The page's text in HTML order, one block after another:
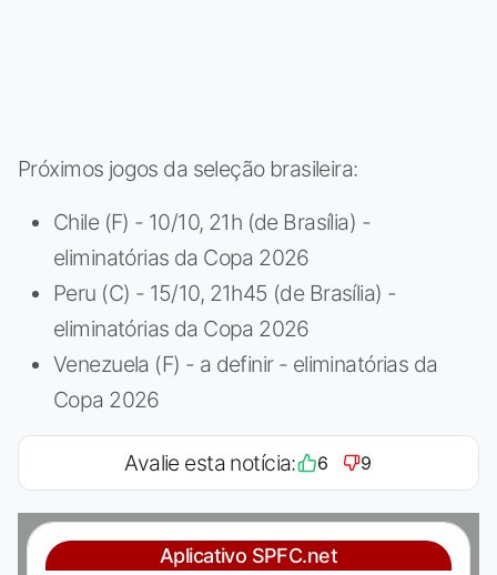
Próximos jogos da seleção brasileira:
Chile (F) - 10/10, 21h (de Brasília) -
eliminatórias da Copa 2026
Peru (C) - 15/10, 21h45 (de Brasília) -
eliminatórias da Copa 2026
Venezuela (F) - a definir - eliminatórias da
Copa 2026
Avalie esta notícia: 6 9
Aplicativo SPFC.net